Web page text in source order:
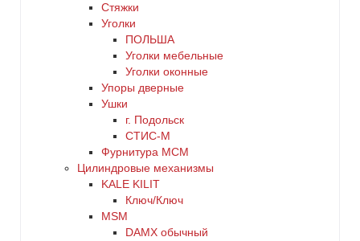
Стяжки
Уголки
ПОЛЬША
Уголки мебельные
Уголки оконные
Упоры дверные
Ушки
г. Подольск
СТИС-М
Фурнитура МСМ
Цилиндровые механизмы
KALE KILIT
Ключ/Ключ
MSM
DАMX обычный